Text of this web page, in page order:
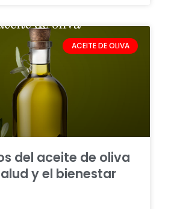
ACEITE DE OLIVA
del aceite de oliva
y el bienestar